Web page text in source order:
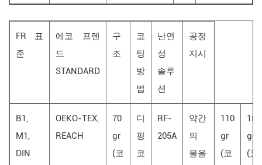
FR 표
준
에코 프렌
드
STANDARD
구
조
코
팅
방
법
난연
성
솔루
션
공정
지시
B1,
M1,
DIN
OEKO-TEX,
REACH
70
gr
(코
디
핑
코
RF-
205A
약간
의
물을
110
gr
(코
150
gr
(코